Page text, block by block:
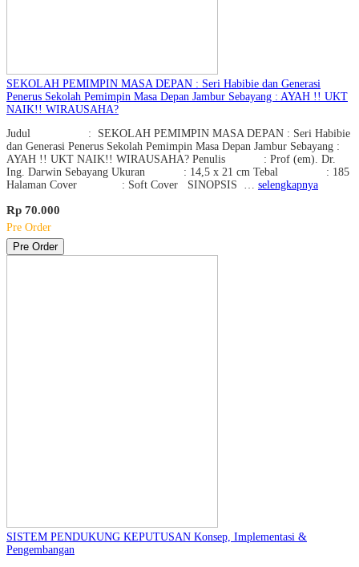
SEKOLAH PEMIMPIN MASA DEPAN : Seri Habibie dan Generasi
Penerus Sekolah Pemimpin Masa Depan Jambur Sebayang : AYAH !! UKT
NAIK!! WIRAUSAHA?
Judul : SEKOLAH PEMIMPIN MASA DEPAN : Seri Habibie
dan Generasi Penerus Sekolah Pemimpin Masa Depan Jambur Sebayang :
AYAH !! UKT NAIK!! WIRAUSAHA? Penulis : Prof (em). Dr.
Ing. Darwin Sebayang Ukuran : 14,5 x 21 cm Tebal : 185
Halaman Cover : Soft Cover SINOPSIS … selengkapnya
Rp 70.000
Pre Order
Pre Order
SISTEM PENDUKUNG KEPUTUSAN Konsep, Implementasi &
Pengembangan